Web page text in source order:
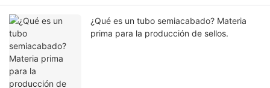
¿Qué es un tubo semiacabado? Materia
prima para la producción de sellos.